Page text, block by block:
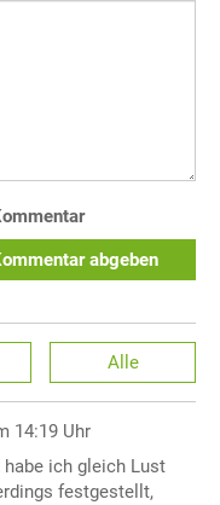
abgeben
Alle
14:19 Uhr
ich gleich Lust
festgestellt,